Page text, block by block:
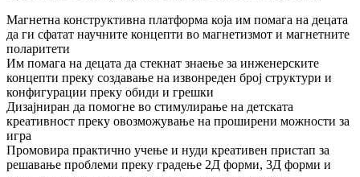
Магнетна конструктивна платформа која им помага на децата
да ги сфатат научните концепти во магнетизмот и магнетните
поларитети
Им помага на децата да стекнат знаење за инженерските
концепти преку создавање на извонреден број структури и
конфигурации преку обиди и грешки
Дизајниран да помогне во стимулирање на детската
креативност преку овозможување на проширени можности за
игра
Промовира практично учење и нуди креативен пристап за
решавање проблеми преку градење 2Д форми, 3Д форми и